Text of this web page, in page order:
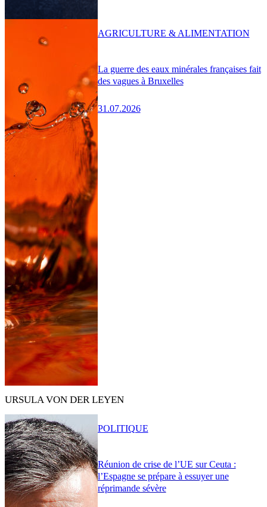
La guerre des eaux minérales françaises fait
des vagues à Bruxelles
31.07.2026
AGRICULTURE & ALIMENTATION
URSULA VON DER LEYEN
Réunion de crise de l’UE sur Ceuta :
l’Espagne se prépare à essuyer une
réprimande sévère
POLITIQUE